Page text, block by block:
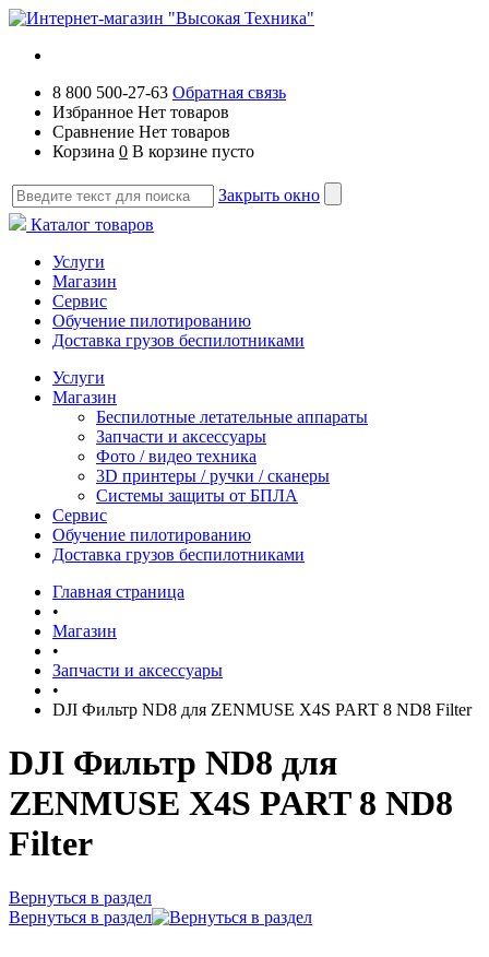
8 800 500-27-63 Обратная связь
Избранное Нет товаров
Сравнение Нет товаров
Корзина 0 В корзине пусто
Закрыть окно
Каталог товаров
Услуги
Магазин
Сервис
Обучение пилотированию
Доставка грузов беспилотниками
Услуги
Магазин
Беспилотные летательные аппараты
Запчасти и аксессуары
Фото / видео техника
3D принтеры / ручки / сканеры
Системы защиты от БПЛА
Сервис
Обучение пилотированию
Доставка грузов беспилотниками
Главная страница
•
Магазин
•
Запчасти и аксессуары
•
DJI Фильтр ND8 для ZENMUSE X4S PART 8 ND8 Filter
DJI Фильтр ND8 для
ZENMUSE X4S PART 8 ND8
Filter
Вернуться в раздел
Вернуться в раздел